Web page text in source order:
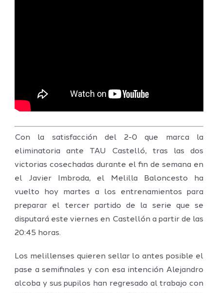
Con la satisfacción del 2-0 que marca la
eliminatoria ante TAU Castelló, tras las dos
victorias cosechadas durante el fin de semana en
el Javier Imbroda, el Melilla Baloncesto ha
vuelto hoy martes a los entrenamientos para
preparar el tercer partido de la serie que se
disputará este viernes en Castellón a partir de las
20:45 horas.
Los melillenses quieren sellar lo antes posible el
pase a semifinales y con esa intención Alejandro
alcoba y sus pupilos han regresado al trabajo con